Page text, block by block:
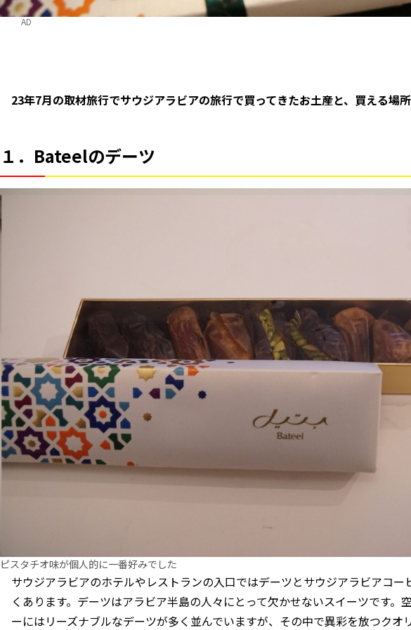
AD
23年7月の取材旅行でサウジアラビアの旅行で買ってきたお土産と、買える場所
１．Bateelのデーツ
ピスタチオ味が個人的に一番好みでした
サウジアラビアのホテルやレストランの入口ではデーツとサウジアラビアコー
くあります。デーツはアラビア半島の人々にとって欠かせないスイーツです。
ーにはリーズナブルなデーツが多く並んでいますが、その中で異彩を放つクオ